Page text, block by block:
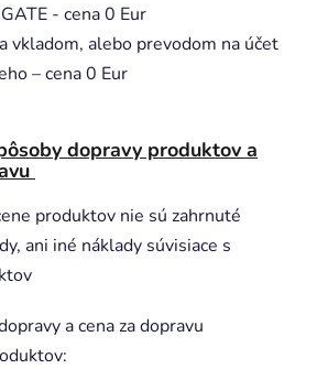
- cena 0 Eur
vkladom, alebo prevodom na účet
– cena 0 Eur
dopravy produktov a
produktov nie sú zahrnuté
ani iné náklady súvisiace s
a cena za dopravu